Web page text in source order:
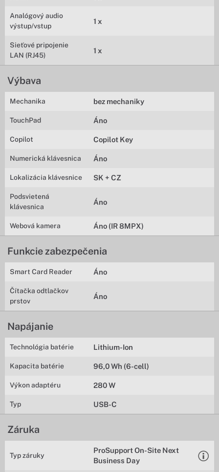
Analógový audio
výstup/vstup
1 x
Sieťové pripojenie
LAN (RJ45)
1 x
Výbava
Mechanika bez mechaniky
TouchPad Áno
Copilot Copilot Key
Numerická klávesnica Áno
Lokalizácia klávesnice SK + CZ
Podsvietená
klávesnica
Áno
Webová kamera Áno (IR 8MPX)
Funkcie zabezpečenia
Smart Card Reader Áno
Čítačka odtlačkov
prstov
Áno
Napájanie
Technológia batérie Lithium-Ion
Kapacita batérie 96,0 Wh (6-cell)
Výkon adaptéru 280 W
Typ USB-C
Záruka
Typ záruky
ProSupport On-Site Next
Business Day